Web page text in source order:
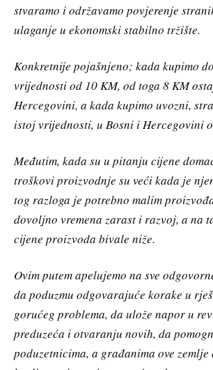
stvaramo i održavamo povjerenje
ulaganje u ekonomski stabilno tržište.
Konkretnije pojašnjeno; kada kupimo
vrijednosti od 10 KM, od toga 8 KM
Hercegovini, a kada kupimo uvozni,
istoj vrijednosti, u Bosni i Hercegovini
Međutim, kada su u pitanju cijene
troškovi proizvodnje su veći kada je
tog razloga je potrebno malim
dovoljno vremena zarast i razvoj, a na
cijene proizvoda bivale niže.
Ovim putem apelujemo na sve
da poduzmu odgovarajuće korake u
gorućeg problema, da ulože napor u
preduzeća i otvaranju novih, da
poduzetnicima, a građanima ove zemlje